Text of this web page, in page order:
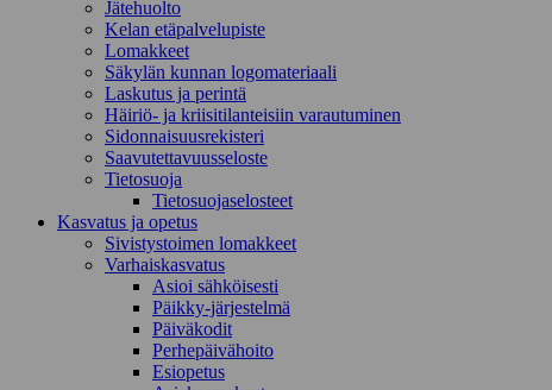
Jätehuolto
Kelan etäpalvelupiste
Lomakkeet
Säkylän kunnan logomateriaali
Laskutus ja perintä
Häiriö- ja kriisitilanteisiin varautuminen
Sidonnaisuusrekisteri
Saavutettavuusseloste
Tietosuoja
Tietosuojaselosteet
Kasvatus ja opetus
Sivistystoimen lomakkeet
Varhaiskasvatus
Asioi sähköisesti
Päikky-järjestelmä
Päiväkodit
Perhepäivähoito
Esiopetus